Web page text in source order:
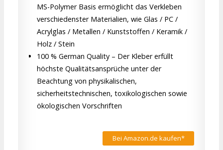
MS-Polymer Basis ermöglicht das Verkleben
verschiedenster Materialien, wie Glas / PC /
Acrylglas / Metallen / Kunststoffen / Keramik /
Holz / Stein
100 % German Quality – Der Kleber erfüllt
höchste Qualitätsansprüche unter der
Beachtung von physikalischen,
sicherheitstechnischen, toxikologischen sowie
ökologischen Vorschriften
Bei Amazon.de kaufen*